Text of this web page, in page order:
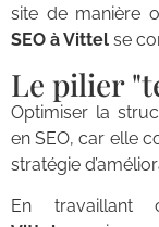
site de manière
SEO à Vittel se
Le pilier
Optimiser la
en SEO, car elle
stratégie
En